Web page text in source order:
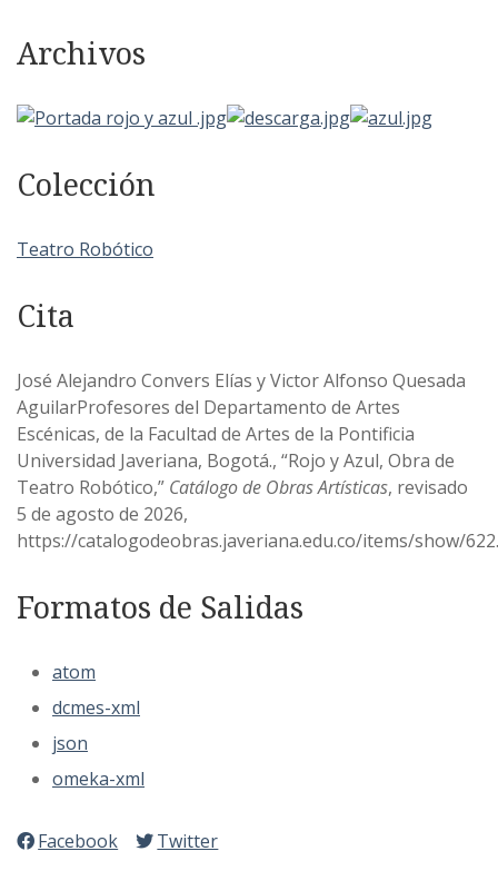
Archivos
Colección
Teatro Robótico
Cita
José Alejandro Convers Elías y Victor Alfonso Quesada
AguilarProfesores del Departamento de Artes
Escénicas, de la Facultad de Artes de la Pontificia
Universidad Javeriana, Bogotá., “Rojo y Azul, Obra de
Teatro Robótico,” Catálogo de Obras Artísticas, revisado
5 de agosto de 2026,
https://catalogodeobras.javeriana.edu.co/items/show/622.
Formatos de Salidas
atom
dcmes-xml
json
omeka-xml
Facebook Twitter